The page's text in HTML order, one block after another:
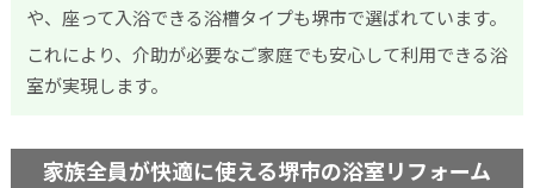
や、座って入浴できる浴槽タイプも堺市で選ばれています。
これにより、介助が必要なご家庭でも安心して利用できる浴
室が実現します。
家族全員が快適に使える堺市の浴室リフォーム